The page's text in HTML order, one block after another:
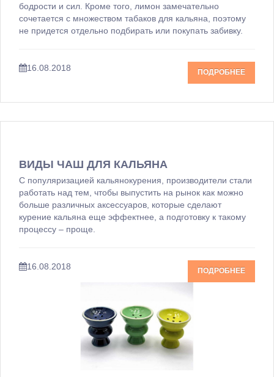
бодрости и сил. Кроме того, лимон замечательно
сочетается с множеством табаков для кальяна, поэтому
не придется отдельно подбирать или покупать забивку.
16.08.2018 ПОДРОБНЕЕ
ВИДЫ ЧАШ ДЛЯ КАЛЬЯНА
С популяризацией кальянокурения, производители стали
работать над тем, чтобы выпустить на рынок как можно
больше различных аксессуаров, которые сделают
курение кальяна еще эффектнее, а подготовку к такому
процессу – проще.
16.08.2018 ПОДРОБНЕЕ